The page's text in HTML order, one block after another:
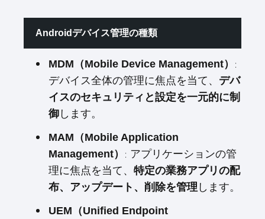
Androidデバイス管理の種類
MDM（Mobile Device Management） :
デバイス全体の管理に焦点を当て、
デバ
イスのセキュリティと設定を一元的に制
御 します。
MAM（Mobile Application
Management） : アプリケーションの管
理に焦点を当て、
特定の業務アプリの配
布、アップデート、削除を管理します。
UEM（Unified Endpoint